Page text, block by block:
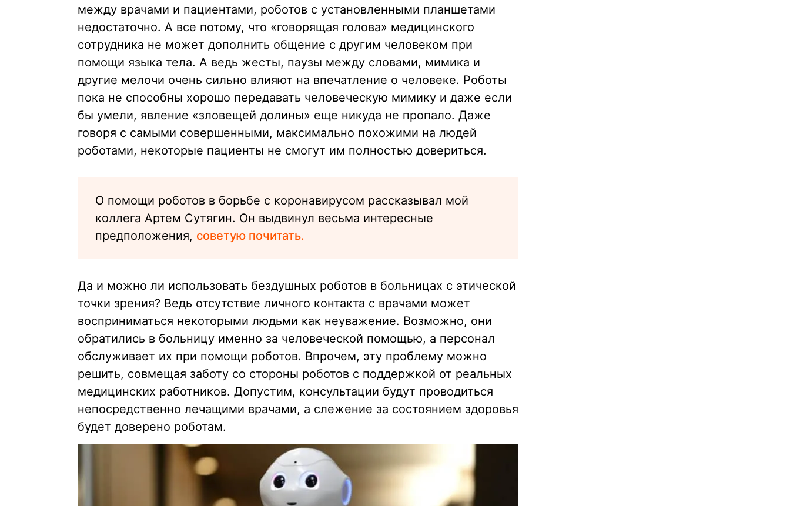
между врачами и пациентами, роботов с установленными планшетами
недостаточно. А все потому, что «говорящая голова» медицинского
сотрудника не может дополнить общение с другим человеком при
помощи языка тела. А ведь жесты, паузы между словами, мимика и
другие мелочи очень сильно влияют на впечатление о человеке. Роботы
пока не способны хорошо передавать человеческую мимику и даже если
бы умели, явление «зловещей долины» еще никуда не пропало. Даже
говоря с самыми совершенными, максимально похожими на людей
роботами, некоторые пациенты не смогут им полностью довериться.
О помощи роботов в борьбе с коронавирусом рассказывал мой
коллега Артем Сутягин. Он выдвинул весьма интересные
предположения, советую почитать.
Да и можно ли использовать бездушных роботов в больницах с этической
точки зрения? Ведь отсутствие личного контакта с врачами может
восприниматься некоторыми людьми как неуважение. Возможно, они
обратились в больницу именно за человеческой помощью, а персонал
обслуживает их при помощи роботов. Впрочем, эту проблему можно
решить, совмещая заботу со стороны роботов с поддержкой от реальных
медицинских работников. Допустим, консультации будут проводиться
непосредственно лечащими врачами, а слежение за состоянием здоровья
будет доверено роботам.